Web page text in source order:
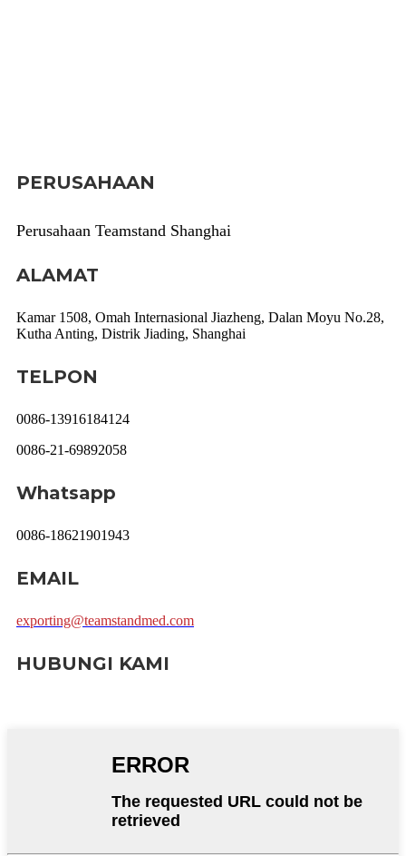
PERUSAHAAN
Perusahaan Teamstand Shanghai
ALAMAT
Kamar 1508, Omah Internasional Jiazheng, Dalan Moyu No.28,
Kutha Anting, Distrik Jiading, Shanghai
TELPON
0086-13916184124
0086-21-69892058
Whatsapp
0086-18621901943
EMAIL
exporting@teamstandmed.com
HUBUNGI KAMI